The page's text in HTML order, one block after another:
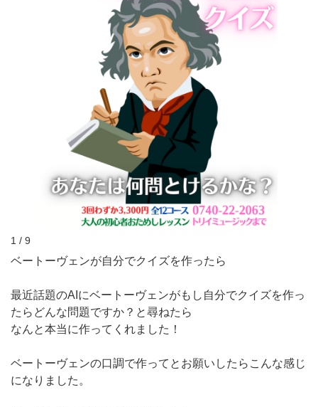
1 / 9
ベートーヴェンが自分でクイズを作ったら
最近話題のAIにベートーヴェンがもし自分でクイズを作っ
たらどんな問題ですか？と尋ねたら
なんと本当に作ってくれました！
ベートーヴェンの口調で作ってとお願いしたらこんな感じ
になりました。